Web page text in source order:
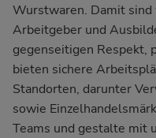
Wurstwaren. Damit
Arbeitgeber und
gegenseitigen Respekt,
bieten sichere
Standorten, darunter
sowie
Teams und gestalte mit